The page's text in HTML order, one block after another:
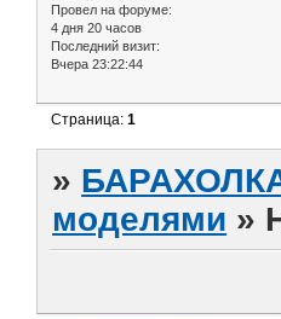
Провел на форуме:
4 дня 20 часов
Последний визит:
Вчера 23:22:44
Страница:1
»
моделями »